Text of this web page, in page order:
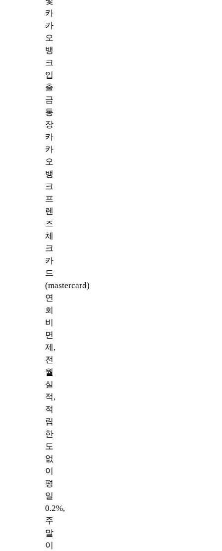
카
카
오
뱅
크
입
출
금
통
장
카
카
오
뱅
크
프
렌
즈
체
크
카
드
(mastercard)
연
회
비
면
제,
전
월
실
적,
적
립
한
도
없
이
평
일
0.2%,
주
말
이